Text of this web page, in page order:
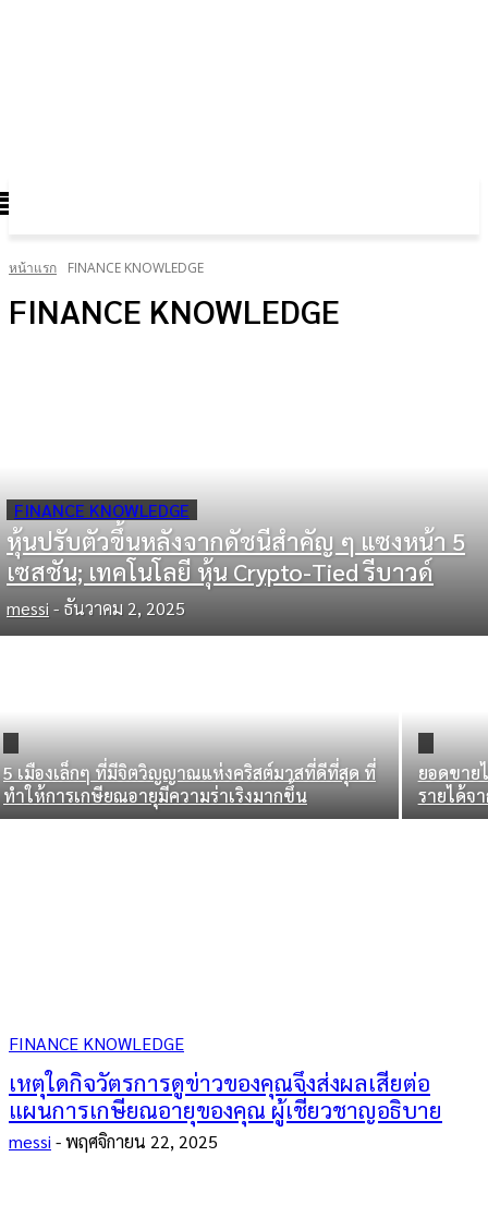
หน้าแรก FINANCE KNOWLEDGE
FINANCE KNOWLEDGE
FINANCE KNOWLEDGE
หุ้นปรับตัวขึ้นหลังจากดัชนีสำคัญ ๆ แซงหน้า 5
เซสชัน; เทคโนโลยี หุ้น Crypto-Tied รีบาวด์
messi- ธันวาคม 2, 2025
5 เมืองเล็กๆ ที่มีจิตวิญญาณแห่งคริสต์มาสที่ดีที่สุด ที่
ทำให้การเกษียณอายุมีความร่าเริงมากขึ้น
ยอดขาย
รายได้จ
FINANCE KNOWLEDGE
เหตุใดกิจวัตรการดูข่าวของคุณจึงส่งผลเสียต่อ
แผนการเกษียณอายุของคุณ ผู้เชี่ยวชาญอธิบาย
messi -พฤศจิกายน 22, 2025